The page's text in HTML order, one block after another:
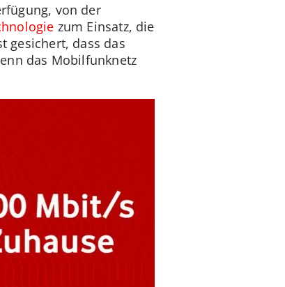
von der
zum Einsatz, die
gesichert, dass das
das Mobilfunknetz